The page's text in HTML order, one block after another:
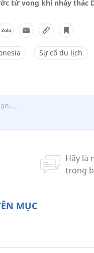
tử vong khi nhảy thác
Sự cố du lịch
MỤC